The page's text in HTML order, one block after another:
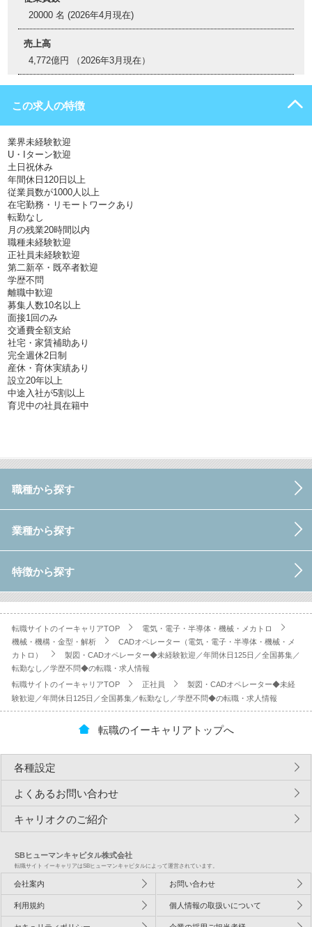
20000 名 (2026年4月現在)
売上高
4,772億円 （2026年3月現在）
この求人の特徴
業界未経験歓迎
U・Iターン歓迎
土日祝休み
年間休日120日以上
従業員数が1000人以上
在宅勤務・リモートワークあり
転勤なし
月の残業20時間以内
職種未経験歓迎
正社員未経験歓迎
第二新卒・既卒者歓迎
学歴不問
離職中歓迎
募集人数10名以上
面接1回のみ
交通費全額支給
社宅・家賃補助あり
完全週休2日制
産休・育休実績あり
設立20年以上
中途入社が5割以上
育児中の社員在籍中
職種から探す
業種から探す
特徴から探す
転職サイトのイーキャリアTOP
電気・電子・半導体・機械・メカトロ
機械・機構・金型・解析
CADオペレーター（電気・電子・半導体・機械・メ
カトロ）
製図・CADオペレーター◆未経験歓迎／年間休日125日／全国募集／
転勤なし／学歴不問◆の転職・求人情報
転職サイトのイーキャリアTOP
正社員
製図・CADオペレーター◆未経
験歓迎／年間休日125日／全国募集／転勤なし／学歴不問◆の転職・求人情報
転職のイーキャリアトップへ
各種設定
よくあるお問い合わせ
キャリオクのご紹介
SBヒューマンキャピタル株式会社
転職サイト イーキャリアはSBヒューマンキャピタルによって運営されています。
会社案内 お問い合わせ
利用規約 個人情報の取扱いについて